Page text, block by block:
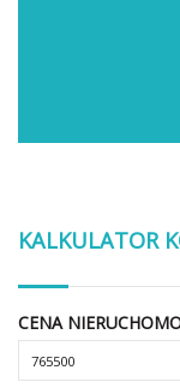
KALKULATOR
CENA